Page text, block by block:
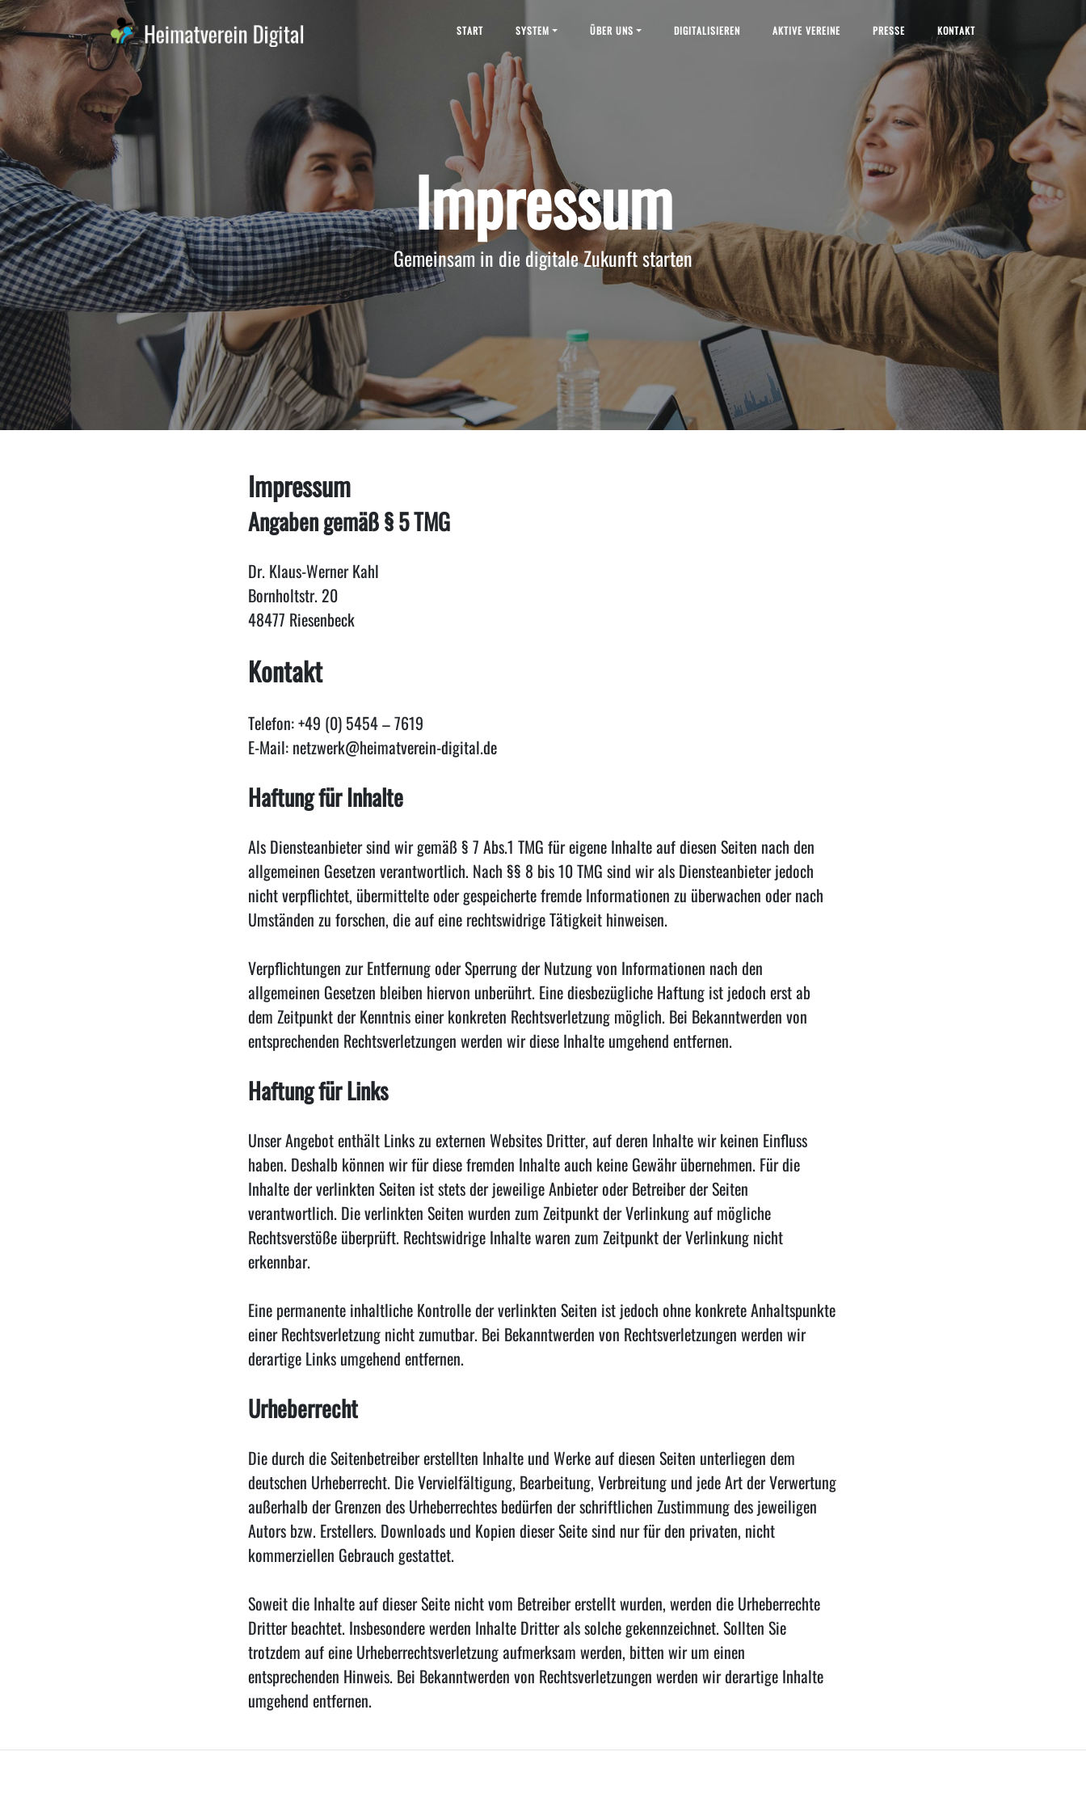
START SYSTEM ÜBER UNS DIGITALISIEREN AKTIVE VEREINE PRESSE KONTAKT
Impressum
Gemeinsam in die digitale Zukunft starten
Impressum
Angaben gemäß § 5 TMG
Dr. Klaus-Werner Kahl
Bornholtstr. 20
48477 Riesenbeck
Kontakt
Telefon: +49 (0) 5454 – 7619
E-Mail: netzwerk@heimatverein-digital.de
Haftung für Inhalte
Als Diensteanbieter sind wir gemäß § 7 Abs.1 TMG für eigene Inhalte auf diesen Seiten nach den
allgemeinen Gesetzen verantwortlich. Nach §§ 8 bis 10 TMG sind wir als Diensteanbieter jedoch
nicht verpflichtet, übermittelte oder gespeicherte fremde Informationen zu überwachen oder nach
Umständen zu forschen, die auf eine rechtswidrige Tätigkeit hinweisen.
Verpflichtungen zur Entfernung oder Sperrung der Nutzung von Informationen nach den
allgemeinen Gesetzen bleiben hiervon unberührt. Eine diesbezügliche Haftung ist jedoch erst ab
dem Zeitpunkt der Kenntnis einer konkreten Rechtsverletzung möglich. Bei Bekanntwerden von
entsprechenden Rechtsverletzungen werden wir diese Inhalte umgehend entfernen.
Haftung für Links
Unser Angebot enthält Links zu externen Websites Dritter, auf deren Inhalte wir keinen Einfluss
haben. Deshalb können wir für diese fremden Inhalte auch keine Gewähr übernehmen. Für die
Inhalte der verlinkten Seiten ist stets der jeweilige Anbieter oder Betreiber der Seiten
verantwortlich. Die verlinkten Seiten wurden zum Zeitpunkt der Verlinkung auf mögliche
Rechtsverstöße überprüft. Rechtswidrige Inhalte waren zum Zeitpunkt der Verlinkung nicht
erkennbar.
Eine permanente inhaltliche Kontrolle der verlinkten Seiten ist jedoch ohne konkrete Anhaltspunkte
einer Rechtsverletzung nicht zumutbar. Bei Bekanntwerden von Rechtsverletzungen werden wir
derartige Links umgehend entfernen.
Urheberrecht
Die durch die Seitenbetreiber erstellten Inhalte und Werke auf diesen Seiten unterliegen dem
deutschen Urheberrecht. Die Vervielfältigung, Bearbeitung, Verbreitung und jede Art der Verwertung
außerhalb der Grenzen des Urheberrechtes bedürfen der schriftlichen Zustimmung des jeweiligen
Autors bzw. Erstellers. Downloads und Kopien dieser Seite sind nur für den privaten, nicht
kommerziellen Gebrauch gestattet.
Soweit die Inhalte auf dieser Seite nicht vom Betreiber erstellt wurden, werden die Urheberrechte
Dritter beachtet. Insbesondere werden Inhalte Dritter als solche gekennzeichnet. Sollten Sie
trotzdem auf eine Urheberrechtsverletzung aufmerksam werden, bitten wir um einen
entsprechenden Hinweis. Bei Bekanntwerden von Rechtsverletzungen werden wir derartige Inhalte
umgehend entfernen.